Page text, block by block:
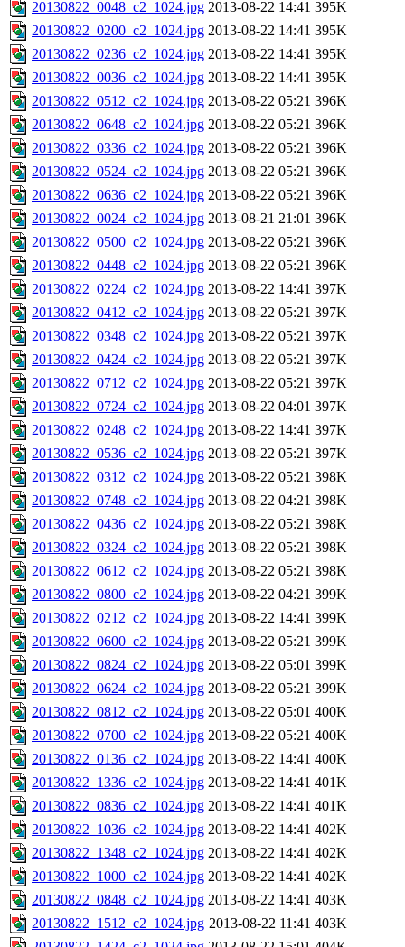
20130822_0048_c2_1024.jpg 2013-08-22 14:41 395K
20130822_0200_c2_1024.jpg 2013-08-22 14:41 395K
20130822_0236_c2_1024.jpg 2013-08-22 14:41 395K
20130822_0036_c2_1024.jpg 2013-08-22 14:41 395K
20130822_0512_c2_1024.jpg 2013-08-22 05:21 396K
20130822_0648_c2_1024.jpg 2013-08-22 05:21 396K
20130822_0336_c2_1024.jpg 2013-08-22 05:21 396K
20130822_0524_c2_1024.jpg 2013-08-22 05:21 396K
20130822_0636_c2_1024.jpg 2013-08-22 05:21 396K
20130822_0024_c2_1024.jpg 2013-08-21 21:01 396K
20130822_0500_c2_1024.jpg 2013-08-22 05:21 396K
20130822_0448_c2_1024.jpg 2013-08-22 05:21 396K
20130822_0224_c2_1024.jpg 2013-08-22 14:41 397K
20130822_0412_c2_1024.jpg 2013-08-22 05:21 397K
20130822_0348_c2_1024.jpg 2013-08-22 05:21 397K
20130822_0424_c2_1024.jpg 2013-08-22 05:21 397K
20130822_0712_c2_1024.jpg 2013-08-22 05:21 397K
20130822_0724_c2_1024.jpg 2013-08-22 04:01 397K
20130822_0248_c2_1024.jpg 2013-08-22 14:41 397K
20130822_0536_c2_1024.jpg 2013-08-22 05:21 397K
20130822_0312_c2_1024.jpg 2013-08-22 05:21 398K
20130822_0748_c2_1024.jpg 2013-08-22 04:21 398K
20130822_0436_c2_1024.jpg 2013-08-22 05:21 398K
20130822_0324_c2_1024.jpg 2013-08-22 05:21 398K
20130822_0612_c2_1024.jpg 2013-08-22 05:21 398K
20130822_0800_c2_1024.jpg 2013-08-22 04:21 399K
20130822_0212_c2_1024.jpg 2013-08-22 14:41 399K
20130822_0600_c2_1024.jpg 2013-08-22 05:21 399K
20130822_0824_c2_1024.jpg 2013-08-22 05:01 399K
20130822_0624_c2_1024.jpg 2013-08-22 05:21 399K
20130822_0812_c2_1024.jpg 2013-08-22 05:01 400K
20130822_0700_c2_1024.jpg 2013-08-22 05:21 400K
20130822_0136_c2_1024.jpg 2013-08-22 14:41 400K
20130822_1336_c2_1024.jpg 2013-08-22 14:41 401K
20130822_0836_c2_1024.jpg 2013-08-22 14:41 401K
20130822_1036_c2_1024.jpg 2013-08-22 14:41 402K
20130822_1348_c2_1024.jpg 2013-08-22 14:41 402K
20130822_1000_c2_1024.jpg 2013-08-22 14:41 402K
20130822_0848_c2_1024.jpg 2013-08-22 14:41 403K
20130822_1512_c2_1024.jpg 2013-08-22 11:41 403K